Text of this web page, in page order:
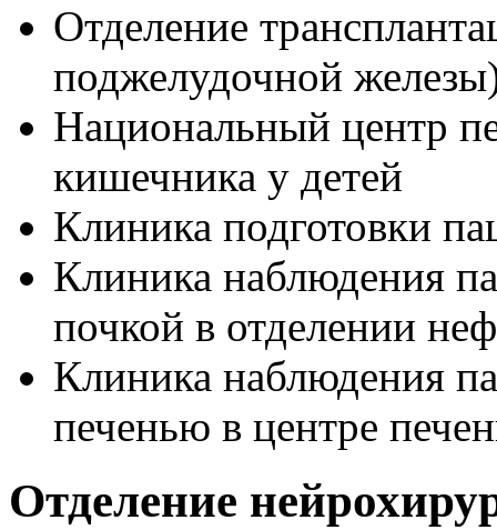
Отделение
поджелудочной
Национальный центр
кишечника у детей
Клиника подготовки
Клиника наблюдения
почкой в отделении
Клиника наблюдения
печенью в центре
Отделение